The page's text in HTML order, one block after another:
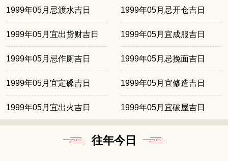
1999年05月忌渡水吉日 1999年05月忌开仓吉日
1999年05月宜出货财吉日 1999年05月宜成服吉日
1999年05月忌作厕吉日 1999年05月忌挽面吉日
1999年05月宜定磉吉日 1999年05月宜修造吉日
1999年05月宜出火吉日 1999年05月宜破屋吉日
往年今日